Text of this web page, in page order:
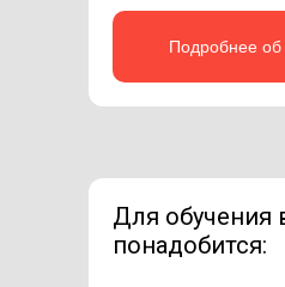
Подробнее об
Для обучения
понадобится: